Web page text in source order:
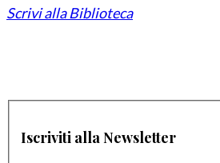
Scrivi alla Biblioteca
Iscriviti alla Newsletter